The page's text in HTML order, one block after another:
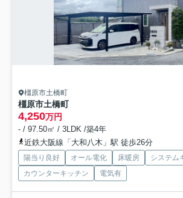
橿原市土橋町
橿原市土橋町
4,250万円
- / 97.50㎡ / 3LDK /築4年
近鉄大阪線「大和八木」駅 徒歩26分
陽当り良好 オール電化 床暖房
システム
カウンターキッチン
電気有